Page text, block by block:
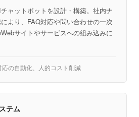
ャットボットを設計・構築。社内ナ
より、FAQ対応や問い合わせの一次
サイトやサービスへの組み込みに
の自動化、人的コスト削減
テム